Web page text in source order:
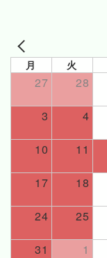
月 火
27 28
3 4
10 11
17 18
24 25
31 1